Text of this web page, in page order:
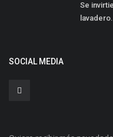
Se
SOCIAL MEDIA